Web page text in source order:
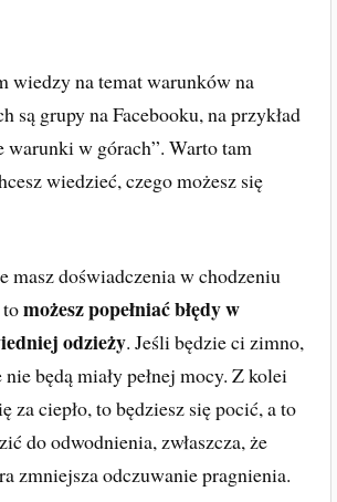
wiedzy na temat warunków na
są grupy na Facebooku, na przykład
warunki w górach”. Warto tam
wiedzieć, czego możesz się
masz doświadczenia w chodzeniu
możesz popełniać błędy w
odzieży. Jeśli będzie ci zimno,
będą miały pełnej mocy. Z kolei
za ciepło, to będziesz się pocić, a to
do odwodnienia, zwłaszcza, że
zmniejsza odczuwanie pragnienia.